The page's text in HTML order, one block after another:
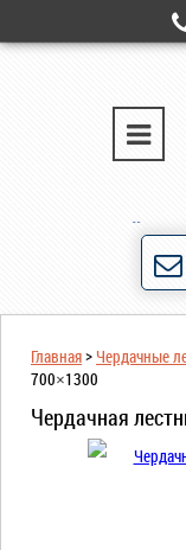
г. Новороссийск
Порядочность и
Главная>Чердачные
700×1300
Чердачная